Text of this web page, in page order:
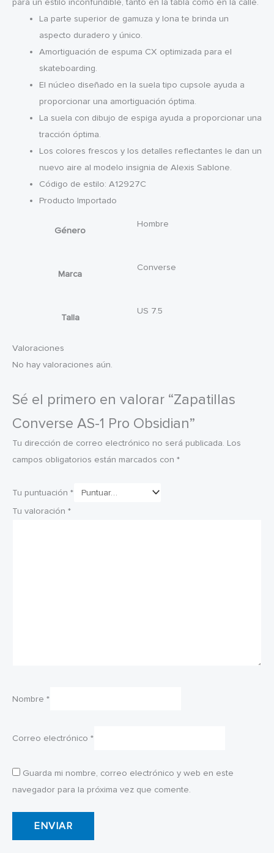
para un estilo inconfundible, tanto en la tabla como en la calle.
La parte superior de gamuza y lona te brinda un
aspecto duradero y único.
Amortiguación de espuma CX optimizada para el
skateboarding.
El núcleo diseñado en la suela tipo cupsole ayuda a
proporcionar una amortiguación óptima.
La suela con dibujo de espiga ayuda a proporcionar una
tracción óptima.
Los colores frescos y los detalles reflectantes le dan un
nuevo aire al modelo insignia de Alexis Sablone.
Código de estilo: A12927C
Producto Importado
Género
Hombre
Marca
Converse
Talla
US 7.5
Valoraciones
No hay valoraciones aún.
Sé el primero en valorar “Zapatillas
Converse AS-1 Pro Obsidian”
Tu dirección de correo electrónico no será publicada. Los
campos obligatorios están marcados con *
Tu puntuación *
Tu valoración *
Nombre *
Correo electrónico *
Guarda mi nombre, correo electrónico y web en este
navegador para la próxima vez que comente.